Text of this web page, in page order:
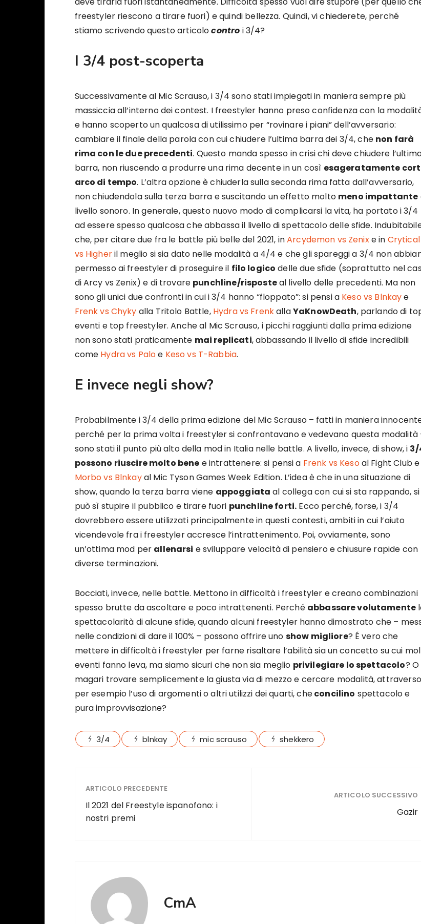
freestyler riescono a tirare fuori) e quindi bellezza. Quindi, vi chiederete, perché
stiamo scrivendo questo articolocontro i 3/4?
I 3/4 post-scoperta
Successivamente al Mic Scrauso, i 3/4 sono stati impiegati in maniera sempre più
massiccia all’interno dei contest. I freestyler hanno preso confidenza con la
e hanno scoperto un qualcosa di utilissimo per “rovinare i piani” dell’avversario:
cambiare il finale della parola con cui chiudere l’ultima barra dei 3/4, che non farà
rima con le due precedenti. Questo manda spesso in crisi chi deve chiudere
barra, non riuscendo a produrre una rima decente in un così esageratamente
arco di tempo. L’altra opzione è chiuderla sulla seconda rima fatta dall’avversario,
non chiudendola sulla terza barra e suscitando un effetto molto meno impattante
livello sonoro. In generale, questo nuovo modo di complicarsi la vita, ha portato i 3/4
ad essere spesso qualcosa che abbassa il livello di spettacolo delle sfide.
che, per citare due fra le battle più belle del 2021, inArcydemon vs Zenixe in Crytical
vs Higheril meglio si sia dato nelle modalità a 4/4 e che gli spareggi a 3/4 non
permesso ai freestyler di proseguire il filo logico delle due sfide (soprattutto nel
di Arcy vs Zenix) e di trovare punchline/risposteal livello delle precedenti. Ma non
sono gli unici due confronti in cui i 3/4 hanno “floppato”: si pensi a Keso vs Blnkaye
Frenk vs Chyky alla Tritolo Battle, Hydra vs FrenkallaYaKnowDeath, parlando di
eventi e top freestyler. Anche al Mic Scrauso, i picchi raggiunti dalla prima edizione
non sono stati praticamente mai replicati, abbassando il livello di sfide incredibili
come Hydra vs Paloe Keso vs T-Rabbia.
E invece negli show?
Probabilmente i 3/4 della prima edizione del Mic Scrauso – fatti in maniera
perché per la prima volta i freestyler si confrontavano e vedevano questa modalità
sono stati il punto più alto della mod in Italia nelle battle. A livello, invece, di show, i 3/
possono riuscire molto bene e intrattenere: si pensi a Frenk vs Kesoal Fight Club e
Morbo vs Blnkayal Mic Tyson Games Week Edition. L’idea è che in una situazione di
show, quando la terza barra viene appoggiata al collega con cui si sta rappando, si
può sì stupire il pubblico e tirare fuori punchline forti. Ecco perché, forse, i 3/4
dovrebbero essere utilizzati principalmente in questi contesti, ambiti in cui l’aiuto
vicendevole fra i freestyler accresce l’intrattenimento. Poi, ovviamente, sono
un’ottima mod per allenarsi e sviluppare velocità di pensiero e chiusure rapide con
diverse terminazioni.
Bocciati, invece, nelle battle. Mettono in difficoltà i freestyler e creano combinazioni
spesso brutte da ascoltare e poco intrattenenti. Perché abbassare volutamente
spettacolarità di alcune sfide, quando alcuni freestyler hanno dimostrato che –
nelle condizioni di dare il 100% – possono offrire uno show migliore? É vero che
mettere in difficoltà i freestyler per farne risaltare l’abilità sia un concetto su cui
eventi fanno leva, ma siamo sicuri che non sia meglio privilegiare lo spettacolo? O
magari trovare semplicemente la giusta via di mezzo e cercare modalità, attraverso
per esempio l’uso di argomenti o altri utilizzi dei quarti, checoncilino spettacolo e
pura improvvisazione?
3/4 blnkay mic scrauso shekkero
ARTICOLO PRECEDENTE
Il 2021 del Freestyle ispanofono: i
nostri premi
ARTICOLO SUCCESSIVO
Gazir
CmA